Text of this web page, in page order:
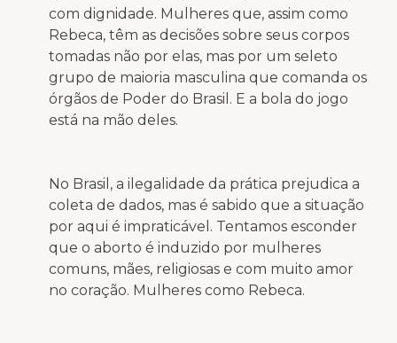
com dignidade. Mulheres que, assim como
Rebeca, têm as decisões sobre seus corpos
tomadas não por elas, mas por um seleto
grupo de maioria masculina que comanda os
órgãos de Poder do Brasil. E a bola do jogo
está na mão deles.
No Brasil, a ilegalidade da prática prejudica a
coleta de dados, mas é sabido que a situação
por aqui é impraticável. Tentamos esconder
que o aborto é induzido por mulheres
comuns, mães, religiosas e com muito amor
no coração. Mulheres como Rebeca.